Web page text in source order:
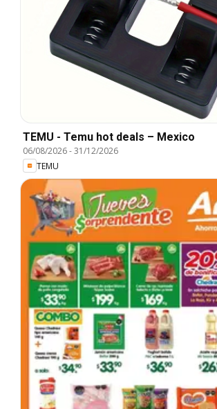
TEMU - Temu hot deals – Mexico
06/08/2026-31/12/2026
TEMU